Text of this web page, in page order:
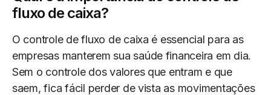
fluxo de caixa?
O controle de fluxo de caixa é essencial para as
empresas manterem sua saúde financeira em dia.
Sem o controle dos valores que entram e que
saem, fica fácil perder de vista as movimentações